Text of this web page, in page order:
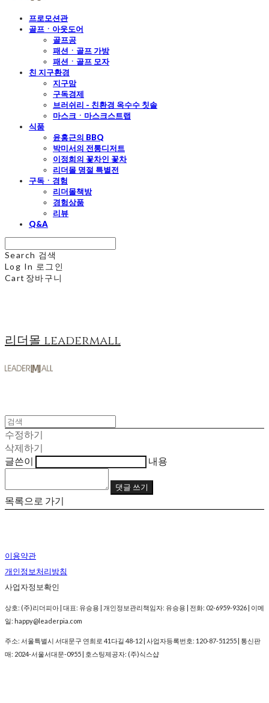
프로모션관
골프ㆍ아웃도어
골프공
패션ㆍ골프 가방
패션ㆍ골프 모자
친 지구환경
지구맘
구독경제
브러쉬리 - 친환경 옥수수 칫솔
마스크ㆍ마스크스트랩
식품
윤홍근의 BBQ
박미서의 전통디저트
이정희의 꽃차인 꽃차
리더몰 명절 특별전
구독ㆍ경험
리더몰책방
경험상품
리뷰
Q&A
Search 검색
Log In 로그인
Cart 장바구니
리더몰 leadermall
수정하기
삭제하기
글쓴이
내용
댓글 쓰기
목록으로 가기
이용약관
개인정보처리방침
사업자정보확인
상호: (주)리더피아 | 대표: 유승용 | 개인정보관리책임자: 유승용 | 전화: 02-6959-9326 | 이메
일: happy@leaderpia.com
주소: 서울특별시 서대문구 연희로 41다길 48-12 | 사업자등록번호: 120-87-51255 | 통신판
매: 2024-서울서대문-0955 | 호스팅제공자: (주)식스샵